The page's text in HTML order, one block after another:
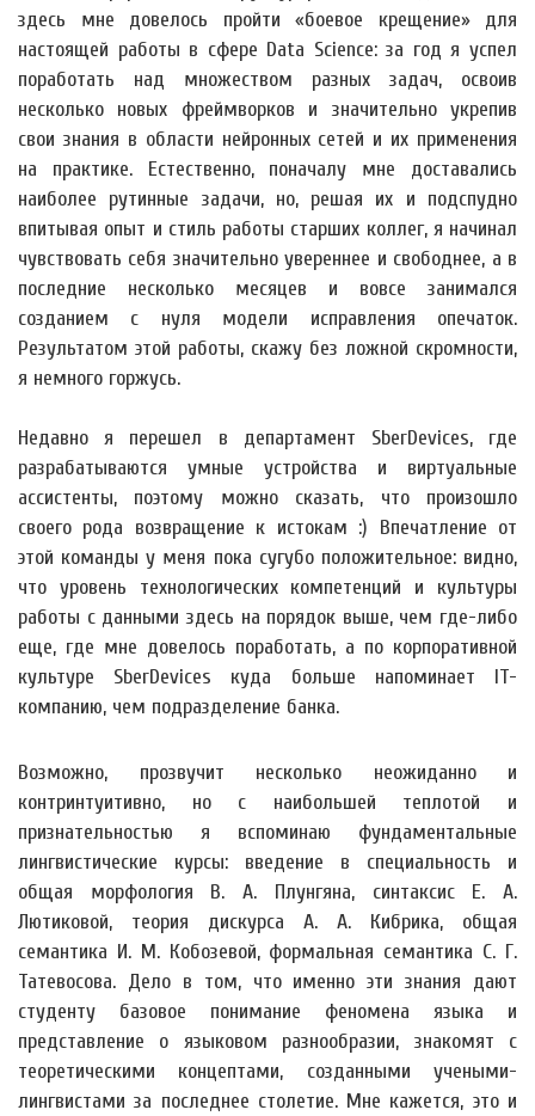
здесь мне довелось пройти «боевое крещение» для
настоящей работы в сфере Data Science: за год я успел
поработать над множеством разных задач, освоив
несколько новых фреймворков и значительно укрепив
свои знания в области нейронных сетей и их применения
на практике. Естественно, поначалу мне доставались
наиболее рутинные задачи, но, решая их и подспудно
впитывая опыт и стиль работы старших коллег, я начинал
чувствовать себя значительно увереннее и свободнее, а в
последние несколько месяцев и вовсе занимался
созданием с нуля модели исправления опечаток.
Результатом этой работы, скажу без ложной скромности,
я немного горжусь.
Недавно я перешел в департамент SberDevices, где
разрабатываются умные устройства и виртуальные
ассистенты, поэтому можно сказать, что произошло
своего рода возвращение к истокам :) Впечатление от
этой команды у меня пока сугубо положительное: видно,
что уровень технологических компетенций и культуры
работы с данными здесь на порядок выше, чем где-либо
еще, где мне довелось поработать, а по корпоративной
культуре SberDevices куда больше напоминает IT-
компанию, чем подразделение банка.
Возможно, прозвучит несколько неожиданно и
контринтуитивно, но с наибольшей теплотой и
признательностью я вспоминаю фундаментальные
лингвистические курсы: введение в специальность и
общая морфология В. А. Плунгяна, синтаксис Е. А.
Лютиковой, теория дискурса А. А. Кибрика, общая
семантика И. М. Кобозевой, формальная семантика С. Г.
Татевосова. Дело в том, что именно эти знания дают
студенту базовое понимание феномена языка и
представление о языковом разнообразии, знакомят с
теоретическими концептами, созданными учеными-
лингвистами за последнее столетие. Мне кажется, это и